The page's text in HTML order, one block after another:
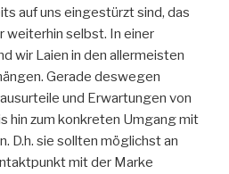
auf uns eingestürzt sind, das
weiterhin selbst. In einer
wir Laien in den allermeisten
Gerade deswegen
und Erwartungen von
hin zum konkreten Umgang mit
D.h. sie sollten möglichst an
mit der Marke